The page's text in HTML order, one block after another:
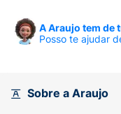
A Araujo tem de
Posso te ajudar
Sobre a Araujo